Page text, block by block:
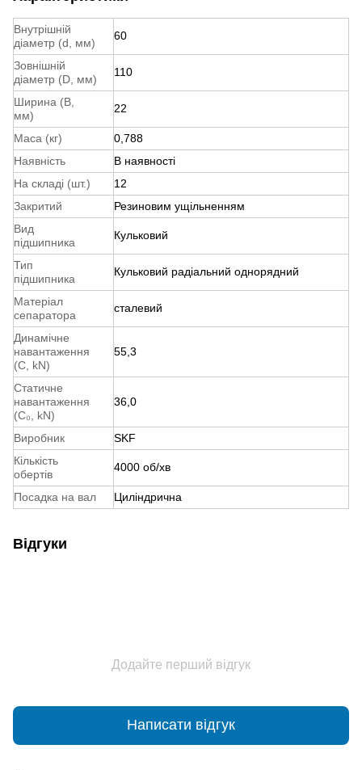
Внутрішній
діаметр (d, мм)
60
Зовнішній
діаметр (D, мм)
110
Ширина (B,
мм)
22
Маса (кг)
0,788
Наявність
В наявності
На складі (шт.)
12
Закритий
Резиновим ущільненням
Вид
підшипника
Кульковий
Тип
підшипника
Кульковий радіальний однорядний
Матеріал
сепаратора
сталевий
Динамічне
навантаження
(С, kN)
55,3
Статичне
навантаження
(С₀, kN)
36,0
Виробник
SKF
Кількість
обертів
4000 об/хв
Посадка на вал Циліндрична
Відгуки
Додайте перший відгук
Написати відгук